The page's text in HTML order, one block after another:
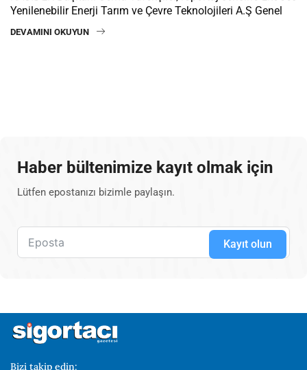
Yenilenebilir Enerji Tarım ve Çevre Teknolojileri A.Ş Genel
DEVAMINI OKUYUN
Haber bültenimize kayıt olmak için
Lütfen epostanızı bizimle paylaşın.
Kayıt olun
Bizi takip edin: